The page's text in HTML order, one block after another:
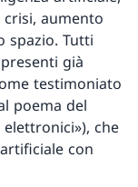
aumento
spazio. Tutti
già
testimoniato
poema del
elettronici»), che
con